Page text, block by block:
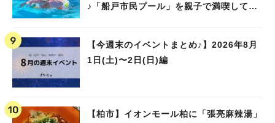
♪「船戸市民プール」を親子で満喫してき
【今週末のイベントまとめ♪】2026年8月
1日(土)〜2日(日)編
【柏市】イオンモール柏に「張亮麻辣湯」